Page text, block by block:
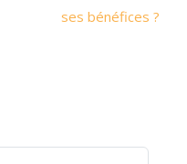
ses bénéfices ?